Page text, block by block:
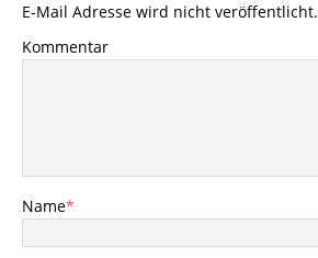
E-Mail Adresse wird nicht veröffentlicht.
Kommentar
Name*